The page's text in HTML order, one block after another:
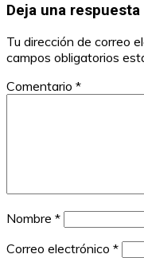
Deja una respuesta
Tu dirección de correo
campos obligatorios
Comentario *
Nombre *
Correo electrónico *